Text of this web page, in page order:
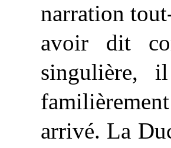
narration
avoir dit
singulière,
arrivé. La